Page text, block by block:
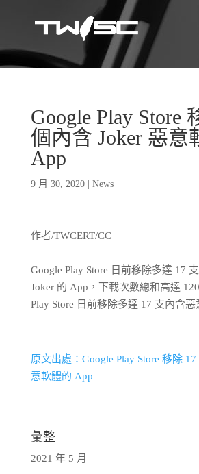
Google Play Store
個內含 Joker 惡意
App
9 月 30, 2020| News
作者/TWCERT/CC
Google Play Store 日前移除多達 17
Joker 的 App，下載次數總和高達
Play Store 日前移除多達 17 支內含
原文出處：Google Play Store 移除
意軟體的 App
彙整
2021 年 5 月